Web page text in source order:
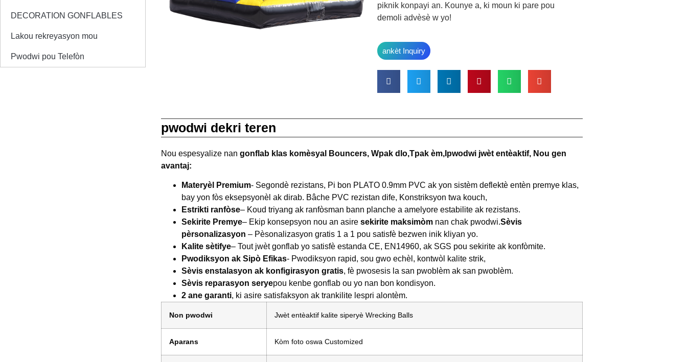
DECORATION GONFLABLES
Lakou rekreyasyon mou
Pwodwi pou Telefòn
piknik konpayi an. Kounye a, ki moun ki pare pou
demoli advèsè w yo!
ankèt Inquiry
pwodwi dekri teren
Nou espesyalize nan gonflab klas komèsyal Bouncers, Wpak dlo,Tpak èm, pwodwi jwèt entèaktif, Nou gen
avantaj:
Materyèl Premium- Segondè rezistans, Pi bon PLATO 0.9mm PVC ak yon sistèm deflektè entèn premye klas,
bay yon fòs eksepsyonèl ak dirab. Bâche PVC rezistan dife, Konstriksyon twa kouch,
Estrikti ranfòse– Koud triyang ak ranfòsman bann planche a amelyore estabilite ak rezistans.
Sekirite Premye– Ekip konsepsyon nou an asire sekirite maksimòm nan chak pwodwi.Sèvis
pèrsonalizasyon – Pèsonalizasyon gratis 1 a 1 pou satisfè bezwen inik kliyan yo.
Kalite sètifye– Tout jwèt gonflab yo satisfè estanda CE, EN14960, ak SGS pou sekirite ak konfòmite.
Pwodiksyon ak Sipò Efikas- Pwodiksyon rapid, sou gwo echèl, kontwòl kalite strik,
Sèvis enstalasyon ak konfigirasyon gratis, fè pwosesis la san pwoblèm ak san pwoblèm.
Sèvis reparasyon seryepou kenbe gonflab ou yo nan bon kondisyon.
2 ane garanti, ki asire satisfaksyon ak trankilite lespri alontèm.
Non pwodwi Jwèt entèaktif kalite siperyè Wrecking Balls
Aparans Kòm foto oswa Customized